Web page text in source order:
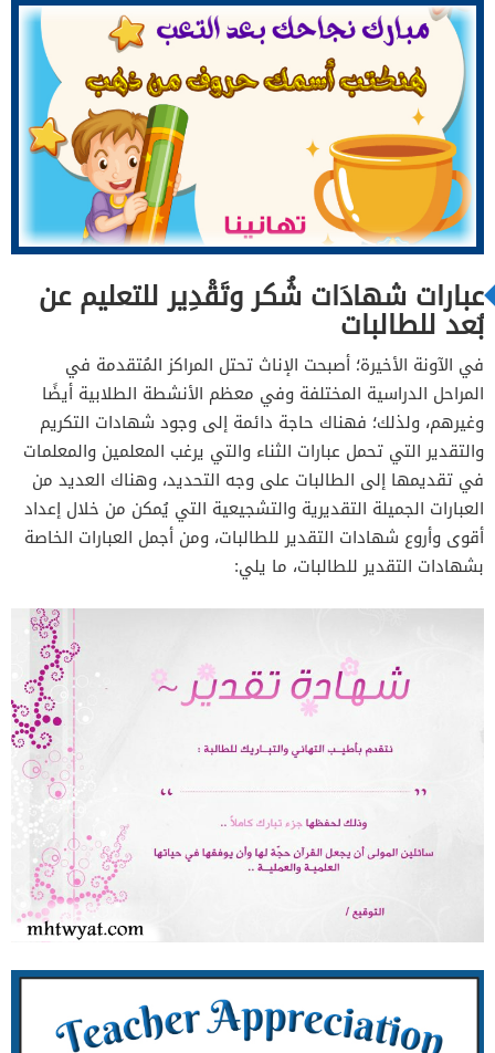
عبارات شهادَات شُكر وتَقْدِير للتعليم عن
بُعد للطالبات
في الآونة الأخيرة؛ أصبحت الإناث تحتل المراكز المُتقدمة في
المراحل الدراسية المختلفة وفي معظم الأنشطة الطلابية أيضًا
وغيرهم، ولذلك؛ فهناك حاجة دائمة إلى وجود شهادات التكريم
والتقدير التي تحمل عبارات الثناء والتي يرغب المعلمين والمعلمات
في تقديمها إلى الطالبات على وجه التحديد، وهناك العديد من
العبارات الجميلة التقديرية والتشجيعية التي يُمكن من خلال إعداد
أقوى وأروع شهادات التقدير للطالبات، ومن أجمل العبارات الخاصة
بشهادات التقدير للطالبات، ما يلي: